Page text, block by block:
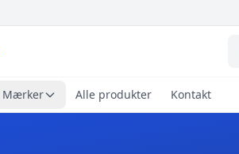
Mærker Alle produkter Kontakt